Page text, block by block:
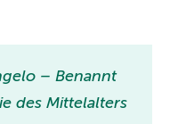
– Benannt
des Mittelalters